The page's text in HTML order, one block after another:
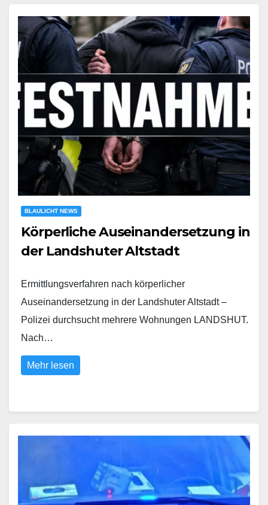
BLAULICHT NEWS
Körperliche Auseinandersetzung in
der Landshuter Altstadt
Ermittlungsverfahren nach körperlicher
Auseinandersetzung in der Landshuter Altstadt –
Polizei durchsucht mehrere Wohnungen LANDSHUT.
Nach…
Mehr lesen